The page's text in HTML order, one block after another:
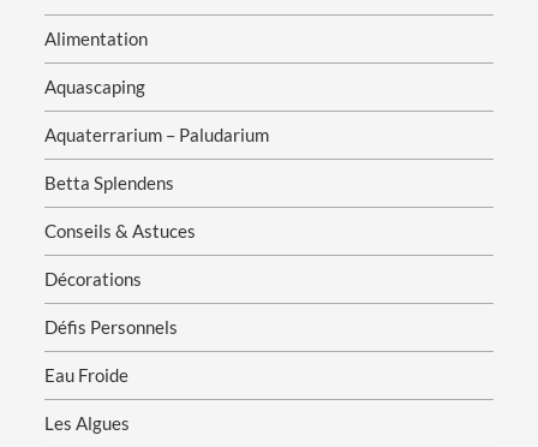
Alimentation
Aquascaping
Aquaterrarium – Paludarium
Betta Splendens
Conseils & Astuces
Décorations
Défis Personnels
Eau Froide
Les Algues